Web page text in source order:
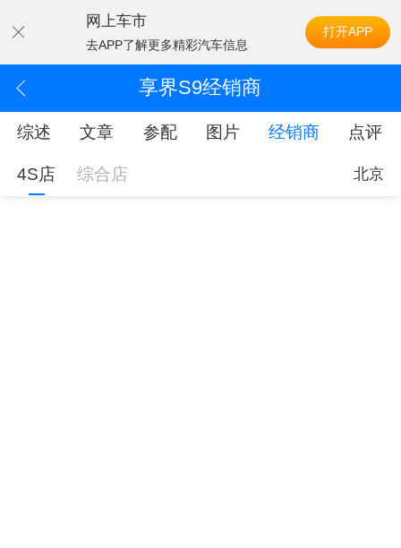
网上车市
去APP了解更多精彩汽车信息
打开APP
享界S9经销商
综述 文章 参配 图片 经销商 点评
4S店 综合店 北京